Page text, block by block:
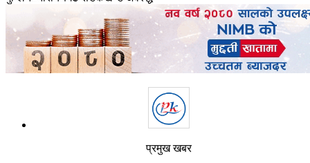
प्रमुख खबर